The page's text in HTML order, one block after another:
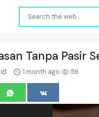
Tanpa Pasir
1 month ago 56